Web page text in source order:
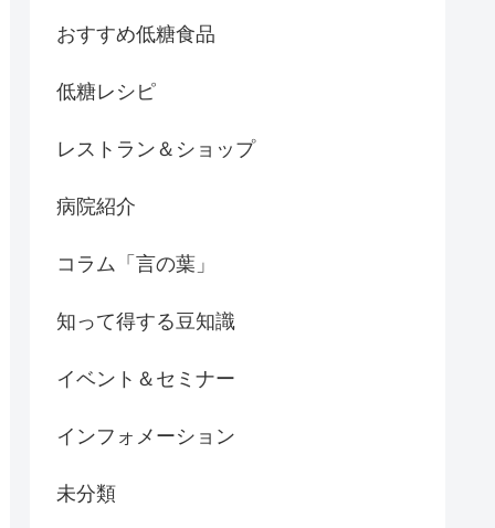
おすすめ低糖食品
低糖レシピ
レストラン＆ショップ
病院紹介
コラム「言の葉」
知って得する豆知識
イベント＆セミナー
インフォメーション
未分類